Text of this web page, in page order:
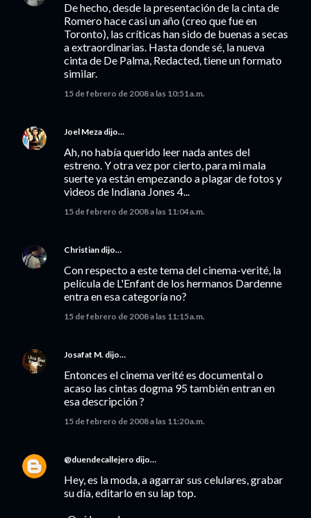
De hecho, desde la presentación de la cinta de
Romero hace casi un año (creo que fue en
Toronto), las críticas han sido de buenas a secas
a extraordinarias. Hasta donde sé, la nueva
cinta de De Palma, Redacted, tiene un formato
similar.
15 de febrero de 2008 a las 10:51 a.m.
Joel Meza dijo…
Ah, no había querido leer nada antes del
estreno. Y otra vez por cierto, para mi mala
suerte ya están empezando a plagar de fotos y
videos de Indiana Jones 4...
15 de febrero de 2008 a las 11:04 a.m.
Christian dijo…
Con respecto a este tema del cinema-verité, la
película de L'Enfant de los hermanos Dardenne
entra en esa categoría no?
15 de febrero de 2008 a las 11:15 a.m.
Josafat M. dijo…
Entonces el cinema verité es documental o
acaso las cintas dogma 95 también entran en
esa descripción ?
15 de febrero de 2008 a las 11:20 a.m.
@duendecallejero dijo…
Hey, es la moda, a agarrar sus celulares, grabar
su día, editarlo en su lap top.